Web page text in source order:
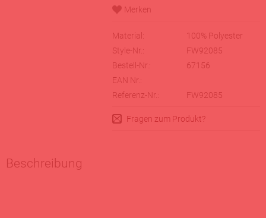
Material:
100% Polyester
Style-Nr.:
FW92085
Bestell-Nr.:
67156
EAN Nr.:
Referenz-Nr.:
FW92085
Fragen zum Produkt?
Beschreibung